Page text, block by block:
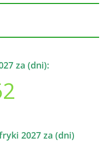
za (dni):
2027 za (dni)